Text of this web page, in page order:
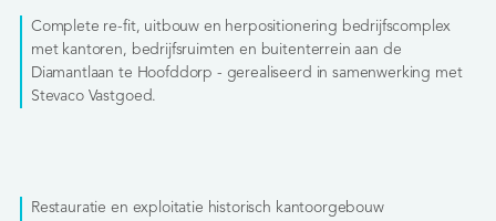
Complete re-fit, uitbouw en herpositionering bedrijfscomplex
met kantoren, bedrijfsruimten en buitenterrein aan de
Diamantlaan te Hoofddorp - gerealiseerd in samenwerking met
Stevaco Vastgoed.
Restauratie en exploitatie historisch kantoorgebouw